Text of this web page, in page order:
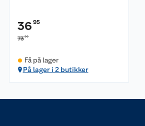
36 95
7390
Få på lager
På lager i 2 butikker